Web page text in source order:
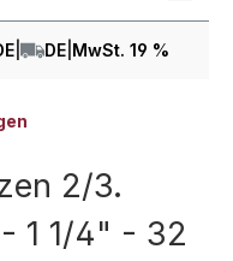
DE MwSt. 19 %
2/3.
1 1/4" - 32